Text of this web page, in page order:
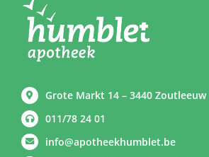
Grote Markt 14 – 3440 Zoutleeuw
011/78 24 01
info@apotheekhumblet.be